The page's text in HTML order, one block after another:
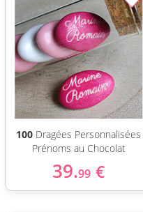
100 Dragées Personnalisées
Prénoms au Chocolat
39.99 €